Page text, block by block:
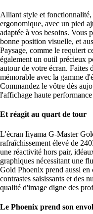
Alliant style et fonctionnalité,
ergonomique, avec un pied
adaptée à vos besoins. Vous
bonne position visuelle, et
Paysage, comme le requiert
également un outil précieux
autour de votre écran. Faites
mémorable avec la gamme
Commandez le vôtre dès
l'affichage haute
Et réagit au quart de tour
L'écran Iiyama G-Master
rafraîchissement élevé de
une réactivité hors pair,
graphiques nécessitant une
Gold Phoenix prend aussi
contrastes saisissants et des
qualité d'image digne des
Le Phoenix prend son